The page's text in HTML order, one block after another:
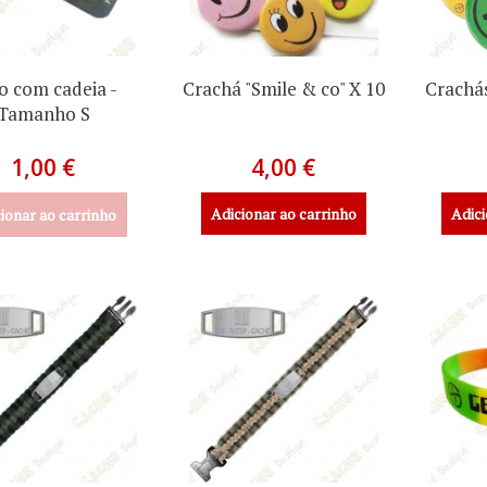
com cadeia -
S
1,00 €
ao carrinho
Crachá "Smile & co" X 10
4,00 €
Adicionar ao carrinho